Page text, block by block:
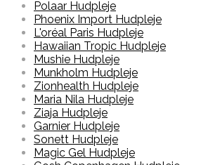
Polaar Hudpleje
Phoenix Import Hudpleje
L'oréal Paris Hudpleje
Hawaiian Tropic Hudpleje
Mushie Hudpleje
Munkholm Hudpleje
Zionhealth Hudpleje
Maria Nila Hudpleje
Ziaja Hudpleje
Garnier Hudpleje
Sonett Hudpleje
Magic Gel Hudpleje